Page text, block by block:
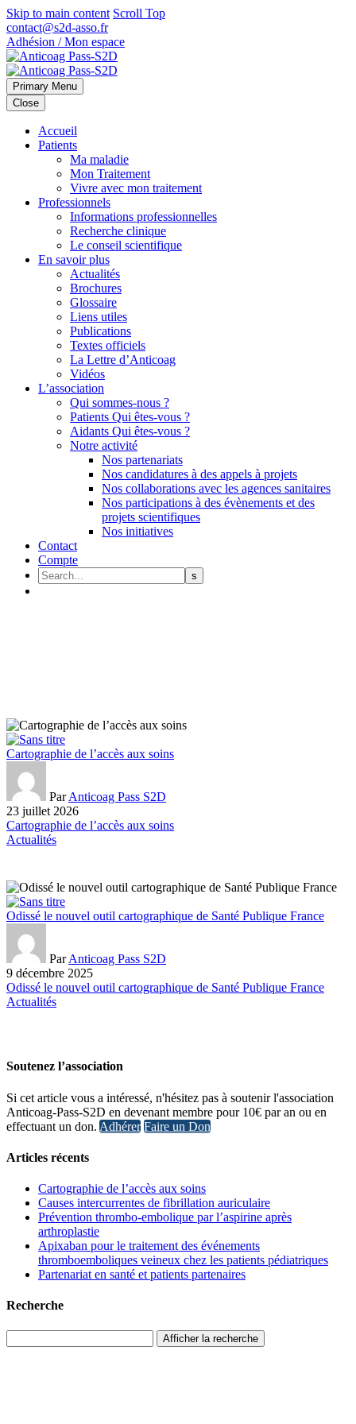
Skip to main content Scroll Top
contact@s2d-asso.fr
Adhésion / Mon espace
Primary Menu
Close
Accueil
Patients
Ma maladie
Mon Traitement
Vivre avec mon traitement
Professionnels
Informations professionnelles
Recherche clinique
Le conseil scientifique
En savoir plus
Actualités
Brochures
Glossaire
Liens utiles
Publications
Textes officiels
La Lettre d’Anticoag
Vidéos
L’association
Qui sommes-nous ?
Patients Qui êtes-vous ?
Aidants Qui êtes-vous ?
Notre activité
Nos partenariats
Nos candidatures à des appels à projets
Nos collaborations avec les agences sanitaires
Nos participations à des évènements et des
projets scientifiques
Nos initiatives
Contact
Compte
Cartographie de l’accès aux soins
ParAnticoag Pass S2D
23 juillet 2026
Cartographie de l’accès aux soins
Actualités
Odissé le nouvel outil cartographique de Santé Publique France
ParAnticoag Pass S2D
9 décembre 2025
Odissé le nouvel outil cartographique de Santé Publique France
Actualités
Soutenez l’association
Si cet article vous a intéressé, n'hésitez pas à soutenir l'association
Anticoag-Pass-S2D en devenant membre pour 10€ par an ou en
effectuant un don. Adhérer Faire un Don
Articles récents
Cartographie de l’accès aux soins
Causes intercurrentes de fibrillation auriculaire
Prévention thrombo-embolique par l’aspirine après
arthroplastie
Apixaban pour le traitement des événements
thromboemboliques veineux chez les patients pédiatriques
Partenariat en santé et patients partenaires
Recherche
Afficher la recherche